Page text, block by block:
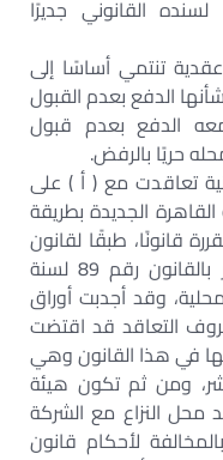
القانوني جديرًا
عقدية تنتمي أساسًا إلى
الدفع بعدم القبول
معه الدفع بعدم قبول
حريًا بالرفض.
تعاقدت مع ( أ ) على
الجديدة بطريقة
قانونًا، طبقًا لقانون
تنظيم المناقصات والمزايدات الصادر بالقانون رقم 89 لسنة
محلية، وقد أجدبت أوراق
التعاقد قد اقتضت
في هذا القانون وهي
ومن ثم تكون هيئة
محل النزاع مع الشركة
لأحكام قانون